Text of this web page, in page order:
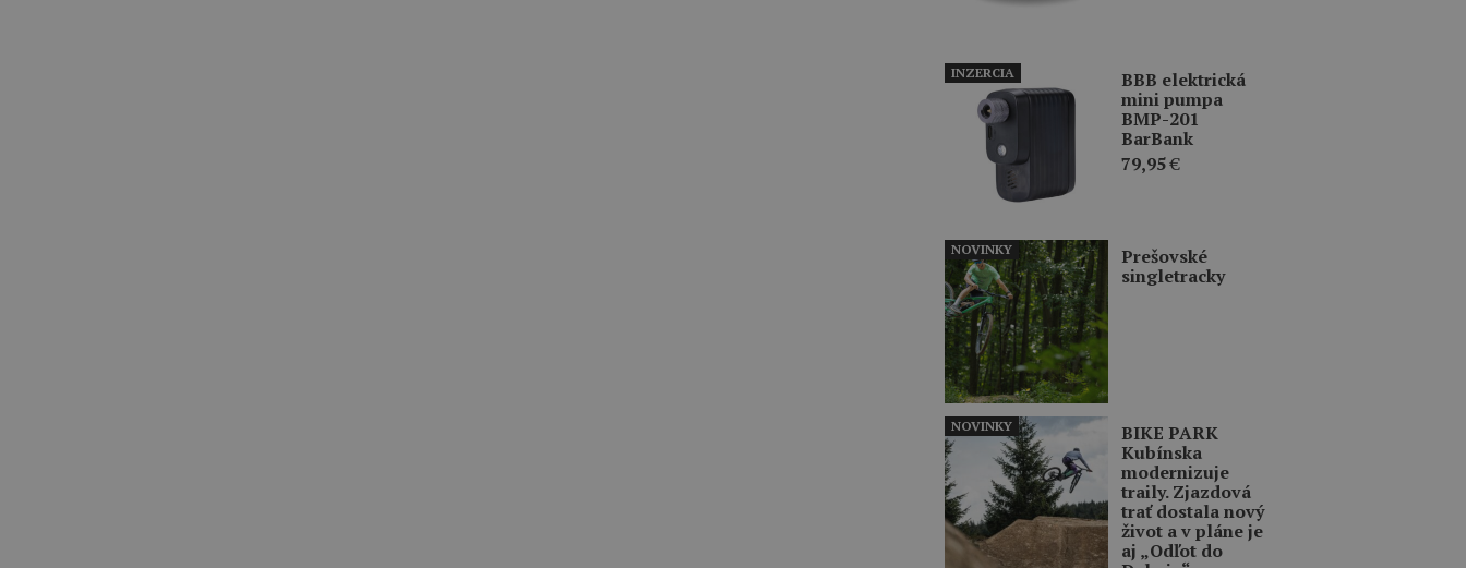
BBB elektrická
mini pumpa
BMP-201
BarBank
79,95€
INZERCIA
Prešovské
singletracky
NOVINKY
BIKE PARK
Kubínska
modernizuje
traily. Zjazdová
trať dostala nový
život a v pláne je
aj „Odľot do
NOVINKY